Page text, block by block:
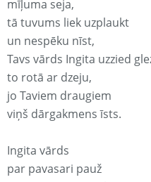
mīļuma seja,
tā tuvums liek uzplaukt
un nespēku nīst,
Tavs vārds Ingita uzzied
to rotā ar dzeju,
jo Taviem draugiem
viņš dārgakmens īsts.
Ingita vārds
par pavasari pauž